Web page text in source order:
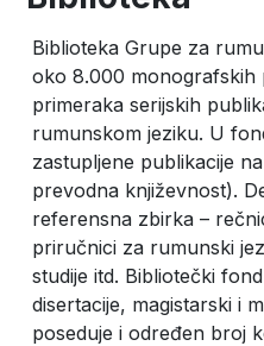
Biblioteka Grupe za
oko 8.000 monografskih
primeraka serijskih
rumunskom jeziku. U
zastupljene publikacije
prevodna književnost).
referensna zbirka –
priručnici za rumunski
studije itd. Bibliotečki
disertacije, magistarski i
poseduje i određen broj